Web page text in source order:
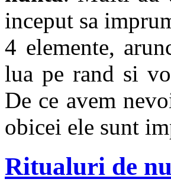
inceput sa
4 elemente,
lua pe rand si
De ce avem
obicei ele sunt
Ritualuri de